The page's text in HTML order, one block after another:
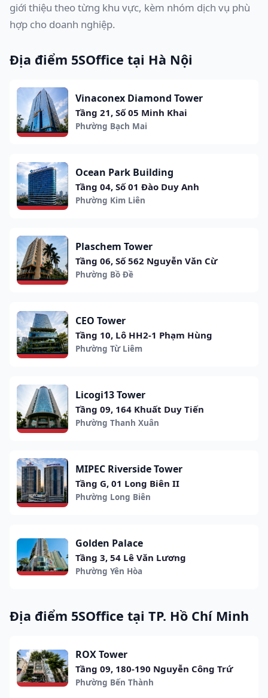
giới thiệu theo từng khu vực, kèm nhóm dịch vụ phù
hợp cho doanh nghiệp.
Địa điểm 5SOffice tại Hà Nội
Vinaconex Diamond Tower
Tầng 21, Số 05 Minh Khai
Phường Bạch Mai
Ocean Park Building
Tầng 04, Số 01 Đào Duy Anh
Phường Kim Liên
Plaschem Tower
Tầng 06, Số 562 Nguyễn Văn Cừ
Phường Bồ Đề
CEO Tower
Tầng 10, Lô HH2-1 Phạm Hùng
Phường Từ Liêm
Licogi13 Tower
Tầng 09, 164 Khuất Duy Tiến
Phường Thanh Xuân
MIPEC Riverside Tower
Tầng G, 01 Long Biên II
Phường Long Biên
Golden Palace
Tầng 3, 54 Lê Văn Lương
Phường Yên Hòa
Địa điểm 5SOffice tại TP. Hồ Chí Minh
ROX Tower
Tầng 09, 180-190 Nguyễn Công Trứ
Phường Bến Thành